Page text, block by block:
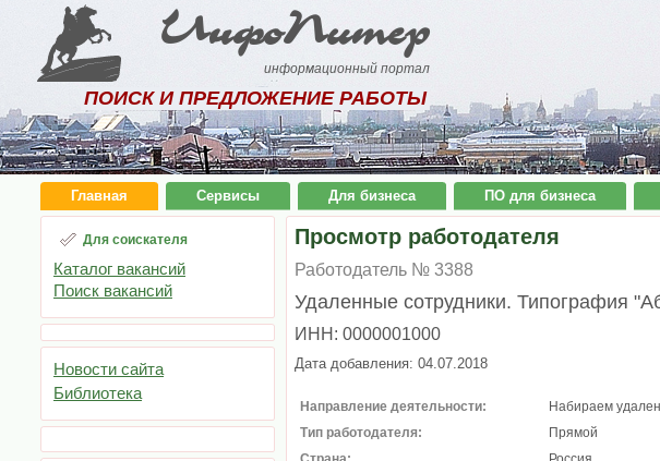
ИнфоПитер
информационный портал
ПОИСК И ПРЕДЛОЖЕНИЕ РАБОТЫ
Главная Сервисы Для бизнеса ПО для бизнеса
Для соискателя
Каталог вакансий
Поиск вакансий
Новости сайта
Библиотека
Просмотр работодателя
Работодатель № 3388
Удаленные сотрудники. Типография
ИНН: 0000001000
Дата добавления: 04.07.2018
Направление деятельности:
Нaбирaeм
Тип работодателя:
Прямой